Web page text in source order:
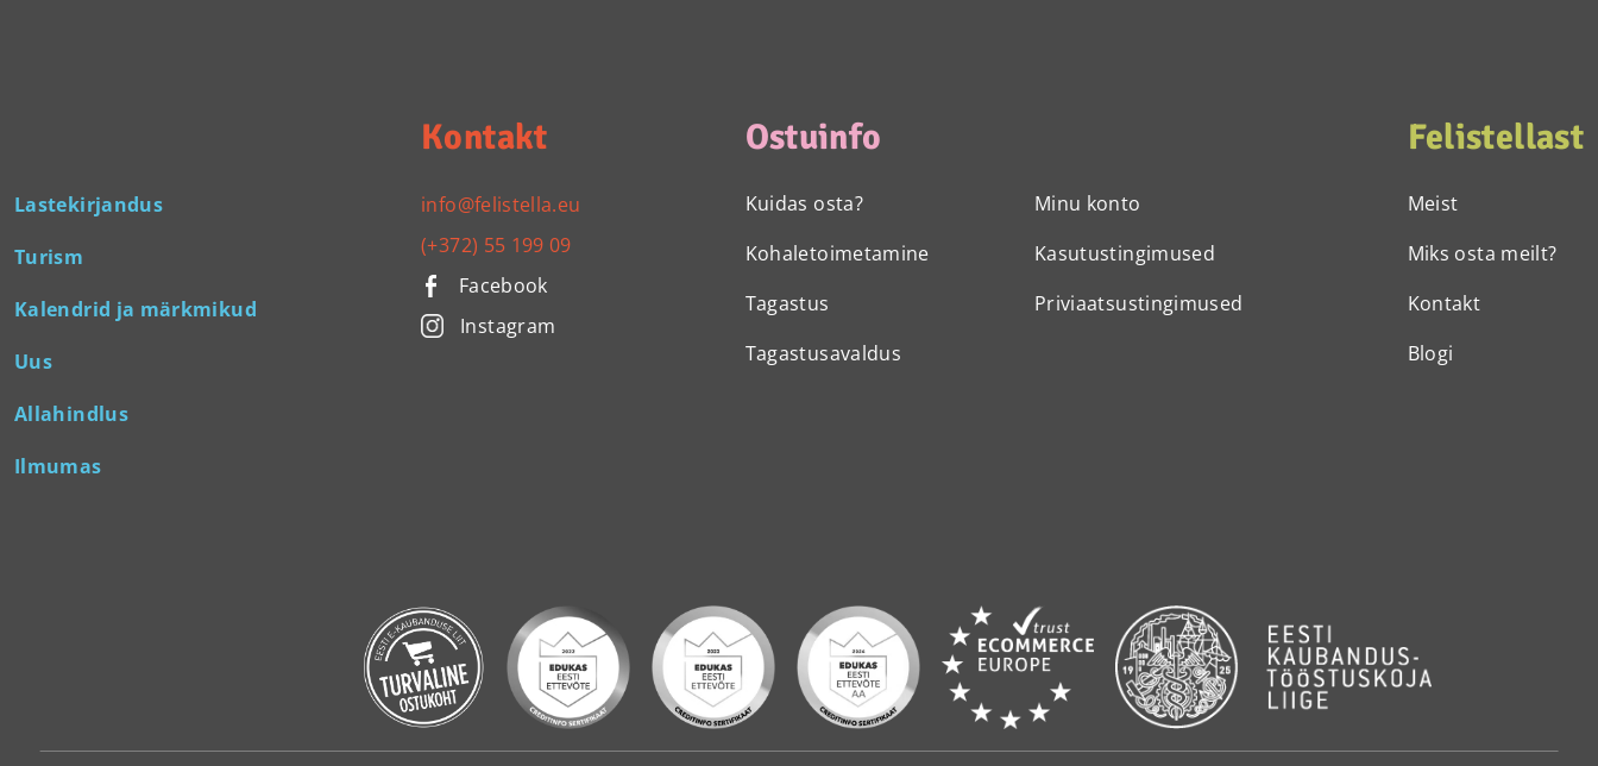
Lastekirjandus
Turism
Kalendrid ja märkmikud
Uus
Allahindlus
Ilmumas
Kontakt
info@felistella.eu
(+372) 55 199 09
Facebook
Instagram
Ostuinfo
Kuidas osta?
Kohaletoimetamine
Tagastus
Tagastusavaldus
Minu konto
Kasutustingimused
Priviaatsustingimused
Felistellast
Meist
Miks osta meilt?
Kontakt
Blogi